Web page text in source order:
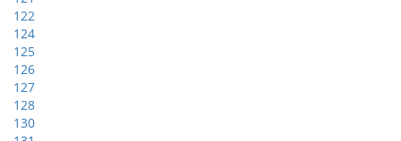
122
124
125
126
127
128
130